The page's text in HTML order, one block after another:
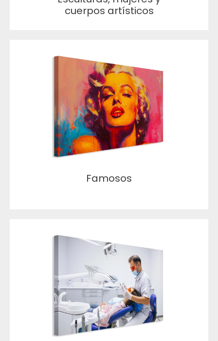
cuerpos artísticos
Famosos